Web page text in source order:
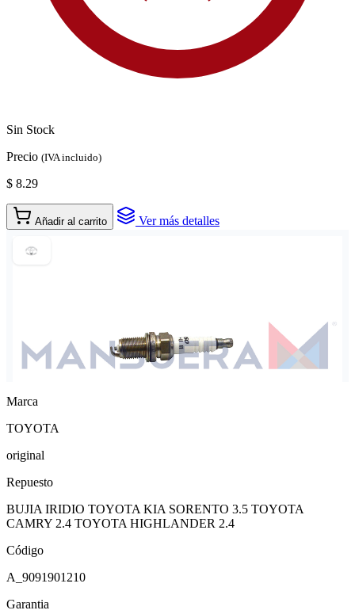
Sin Stock
Precio (IVA incluido)
$ 8.29
Añadir al carrito Ver más detalles
Marca
TOYOTA
original
Repuesto
BUJIA IRIDIO TOYOTA KIA SORENTO 3.5 TOYOTA
CAMRY 2.4 TOYOTA HIGHLANDER 2.4
Código
A_9091901210
Garantia